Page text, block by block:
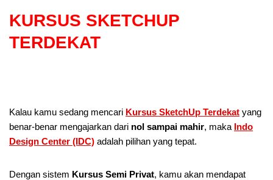
KURSUS SKETCHUP
TERDEKAT
Kalau kamu sedang mencari Kursus SketchUp Terdekat yang
benar-benar mengajarkan dari nol sampai mahir, maka Indo
Design Center (IDC) adalah pilihan yang tepat.
Dengan sistem Kursus Semi Privat, kamu akan mendapat